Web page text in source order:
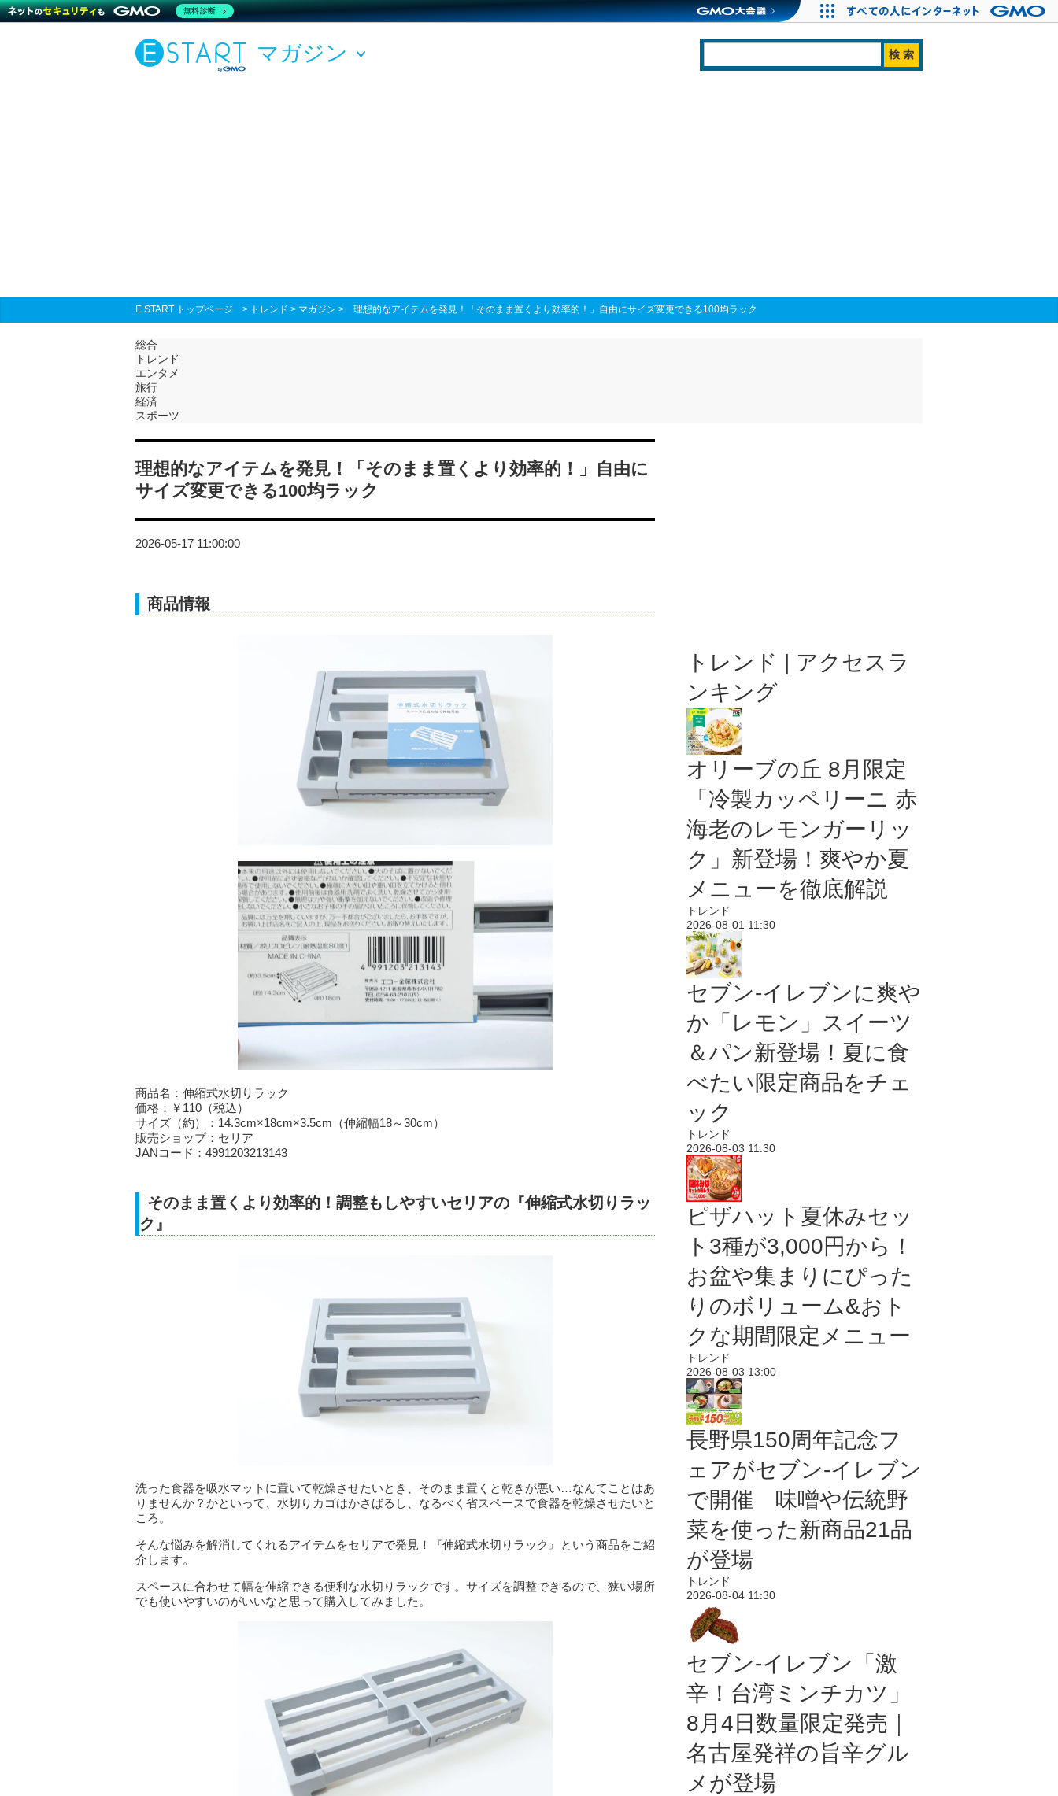
マガジン
E START トップページ > トレンド > マガジン > 理想的なアイテムを発見！「そのまま置くより効率的！」自由にサイズ変更できる100均ラック
総合
トレンド
エンタメ
旅行
経済
スポーツ
理想的なアイテムを発見！「そのまま置くより効率的！」自由に
サイズ変更できる100均ラック
2026-05-17 11:00:00
商品情報
商品名：伸縮式水切りラック
価格：￥110（税込）
サイズ（約）：14.3cm×18cm×3.5cm（伸縮幅18～30cm）
販売ショップ：セリア
JANコード：4991203213143
そのまま置くより効率的！調整もしやすいセリアの『伸縮式水切りラッ
ク』
洗った食器を吸水マットに置いて乾燥させたいとき、そのまま置くと乾きが悪い…なんてことはあ
りませんか？かといって、水切りカゴはかさばるし、なるべく省スペースで食器を乾燥させたいと
ころ。
そんな悩みを解消してくれるアイテムをセリアで発見！『伸縮式水切りラック』という商品をご紹
介します。
スペースに合わせて幅を伸縮できる便利な水切りラックです。サイズを調整できるので、狭い場所
でも使いやすいのがいいなと思って購入してみました。
トレンド | アクセスラ
ンキング
オリーブの丘 8月限定
「冷製カッペリーニ 赤
海老のレモンガーリッ
ク」新登場！爽やか夏
メニューを徹底解説
トレンド
2026-08-01 11:30
セブン‐イレブンに爽や
か「レモン」スイーツ
＆パン新登場！夏に食
べたい限定商品をチェ
ック
トレンド
2026-08-03 11:30
ピザハット夏休みセッ
ト3種が3,000円から！
お盆や集まりにぴった
りのボリューム&おト
クな期間限定メニュー
トレンド
2026-08-03 13:00
長野県150周年記念フ
ェアがセブン-イレブン
で開催 味噌や伝統野
菜を使った新商品21品
が登場
トレンド
2026-08-04 11:30
セブン-イレブン「激
辛！台湾ミンチカツ」
8月4日数量限定発売｜
名古屋発祥の旨辛グル
メが登場
無料診断